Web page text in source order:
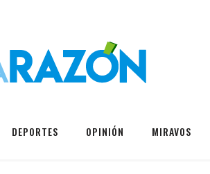
DEPORTES OPINIÓN MIRAVOS